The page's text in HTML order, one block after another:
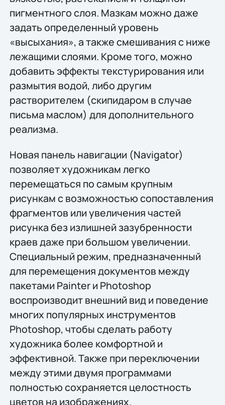
пигментного слоя. Мазкам можно даже
задать определенный уровень
«высыхания», а также смешивания с ниже
лежащими слоями. Кроме того, можно
добавить эффекты текстурирования или
размытия водой, либо другим
растворителем (скипидаром в случае
письма маслом) для дополнительного
реализма.
Новая панель навигации (Navigator)
позволяет художникам легко
перемещаться по самым крупным
рисункам с возможностью сопоставления
фрагментов или увеличения частей
рисунка без излишней зазубренности
краев даже при большом увеличении.
Специальный режим, предназначенный
для перемещения документов между
пакетами Painter и Photoshop
воспроизводит внешний вид и поведение
многих популярных инструментов
Photoshop, чтобы сделать работу
художника более комфортной и
эффективной. Также при переключении
между этими двумя программами
полностью сохраняется целостность
цветов на изображениях.